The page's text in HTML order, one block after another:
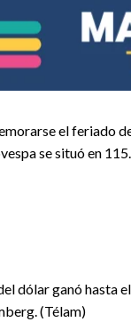
el feriado
se situó en
dólar ganó hasta
(Télam)